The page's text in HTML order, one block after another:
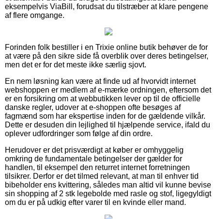
eksempelvis ViaBill, forudsat du tilstræber at klare pengene
af flere omgange.
Forinden folk bestiller i en Trixie online butik behøver de for
at være på den sikre side få overblik over deres betingelser,
men det er for det meste ikke særlig sjovt.
En nem løsning kan være at finde ud af hvorvidt internet
webshoppen er medlem af e-mærke ordningen, eftersom det
er en forsikring om at webbutikken lever op til de officielle
danske regler, udover at e-shoppen ofte besøges af
fagmænd som har ekspertise inden for de gældende vilkår.
Dette er desuden din lejlighed til hjælpende service, ifald du
oplever udfordringer som følge af din ordre.
Herudover er det prisværdigt at køber er omhyggelig
omkring de fundamentale betingelser der gælder for
handlen, til eksempel den returret internet forretningen
tilsikrer. Derfor er det tilmed relevant, at man til enhver tid
bibeholder ens kvittering, således man altid vil kunne bevise
sin shopping af 2 stk legebolde med rasle og stof, ligegyldigt
om du er på udkig efter varer til en kvinde eller mand.